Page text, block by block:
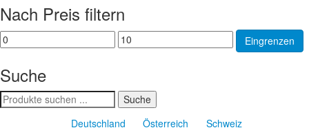
Nach Preis filtern
Min.
Preis
Max.
Preis
Eingrenzen
Suche
Suchen
nach:
Suche
Deutschland
Österreich Schweiz